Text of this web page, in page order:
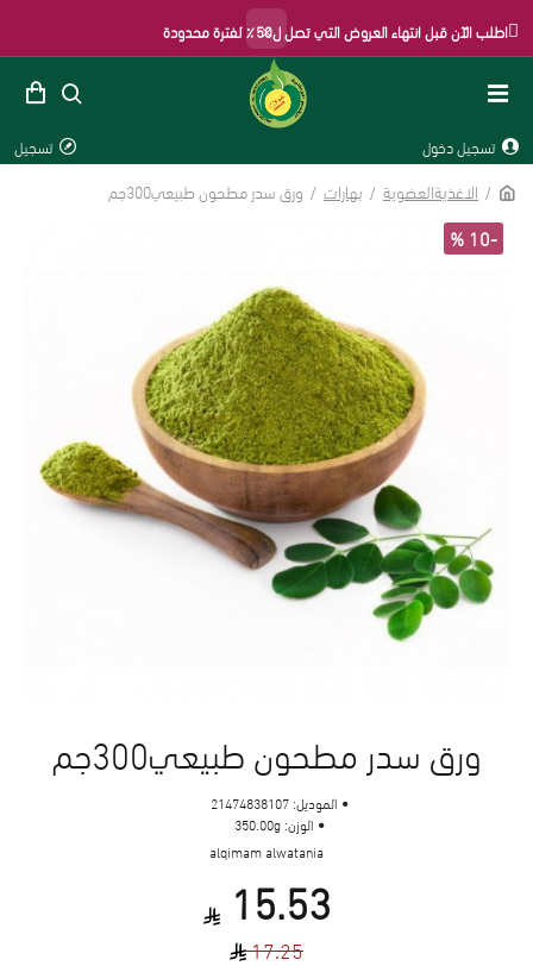
اطلب الآن قبل انتهاء العروض التي تصل ل50٪ لفترة محدودة ×
تسجيل دخول تسجيل
الاغذيةالعضوية بهارات ورق سدر مطحون طبيعي300جم
-10 %
ورق سدر مطحون طبيعي300جم
17.25
15.53
الموديل: 21474838107
الوزن: 350.00g
alqimam alwatania